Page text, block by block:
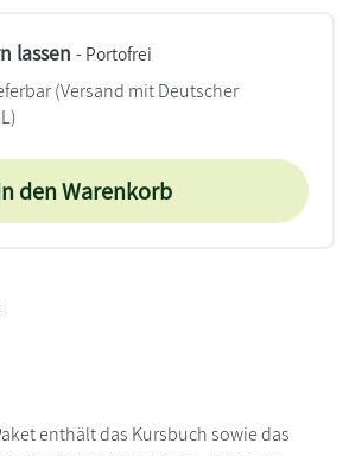
lassen - Portofrei
(Versand mit Deutscher
den Warenkorb
enthält das Kursbuch sowie das